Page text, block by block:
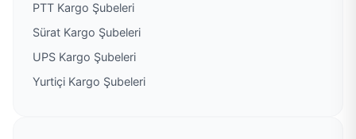
PTT Kargo Pazar Şubesi
PTT Kargo Şubeleri
Sürat Kargo Şubeleri
UPS Kargo Şubeleri
Yurtiçi Kargo Şubeleri